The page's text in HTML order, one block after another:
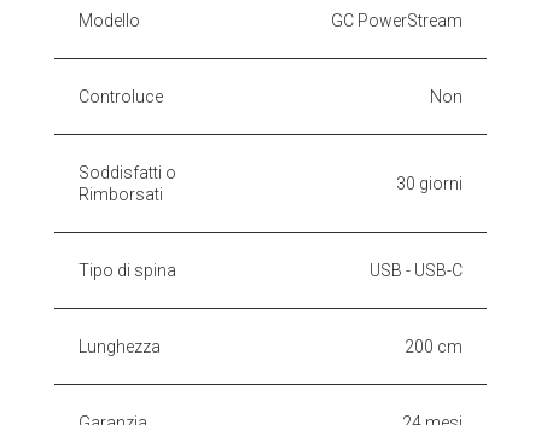
Modello GC PowerStream
Controluce Non
Soddisfatti o
Rimborsati
30 giorni
Tipo di spina USB - USB-C
Lunghezza 200 cm